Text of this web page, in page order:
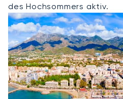
des Hochsommers aktiv.